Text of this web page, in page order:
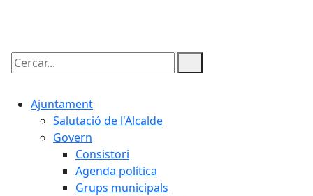
Cercar:
Ajuntament
Salutació de l'Alcalde
Govern
Consistori
Agenda política
Grups municipals